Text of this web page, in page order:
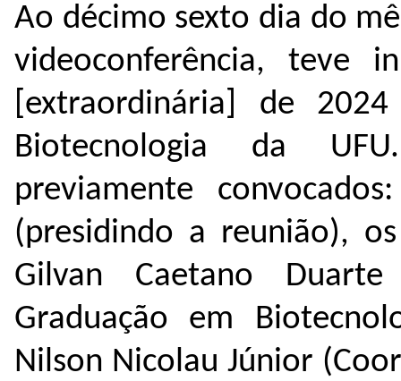
Ao décimo sexto dia do
videoconferência, teve
[extraordinária] de
Biotecnologia da
previamente
(presidindo a reunião),
Gilvan Caetano
Graduação em
Nilson Nicolau Júnior